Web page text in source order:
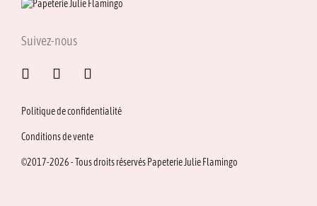
Suivez-nous
Politique de confidentialité
Conditions de vente
©2017-2026 - Tous droits réservés Papeterie Julie Flamingo